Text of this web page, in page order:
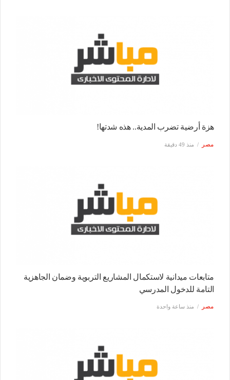
هزة أرضية تضرب المدية.. هذه شدتها!
مصر منذ 49 دقيقة
متابعات ميدانية لاستكمال المشاريع التربوية وضمان الجاهزية
التامة للدخول المدرسي
مصر منذ ساعة واحدة